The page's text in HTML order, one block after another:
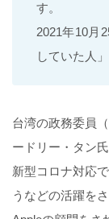
す。
2021年10月
していた人
台湾の政務委員
ードリー・タン氏
新型コロナ対応
うなどの活躍を